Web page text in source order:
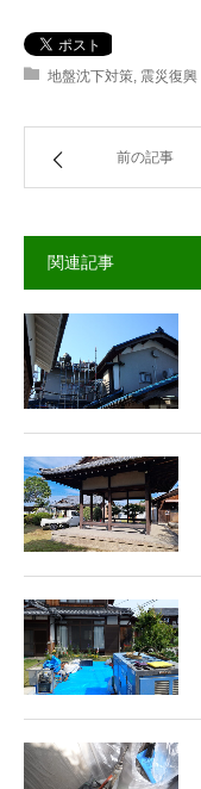
地盤沈下対策, 震災復興
前の記事
関連記事